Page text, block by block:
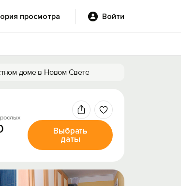
просмотра Войти
доме в Новом Свете
Выбрать
даты